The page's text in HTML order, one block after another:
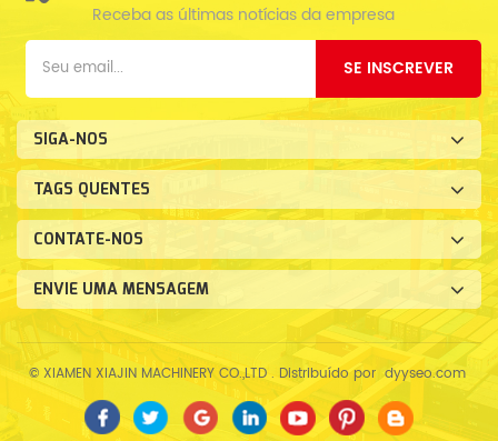
Receba as últimas notícias da empresa
SE INSCREVER
SIGA-NOS
TAGS QUENTES
CONTATE-NOS
ENVIE UMA MENSAGEM
© XIAMEN XIAJIN MACHINERY CO.,LTD . Distribuído por dyyseo.com